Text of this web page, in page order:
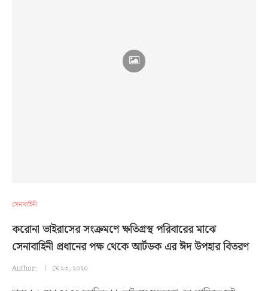
সেনাবাহিনী
করোনা ভাইরাসের সংক্রমণে ক্ষতিগ্রস্থ পরিবারের মাঝে
সেনাবাহিনী প্রধানের পক্ষ থেকে আর্টডক এর ঈদ উপহার বিতরণ
Author: মে ২৩, ২০২০